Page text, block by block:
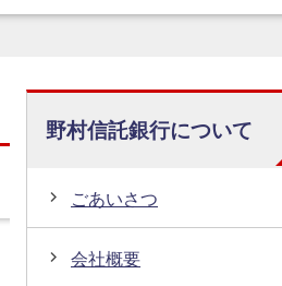
野村信託銀行について
ごあいさつ
会社概要